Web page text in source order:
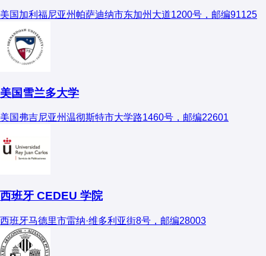
美国加利福尼亚州帕萨迪纳市东加州大道1200号，邮编91125
美国雪兰多大学
美国弗吉尼亚州温彻斯特市大学路1460号，邮编22601
西班牙 CEDEU 学院
西班牙马德里市雷纳·维多利亚街8号，邮编28003